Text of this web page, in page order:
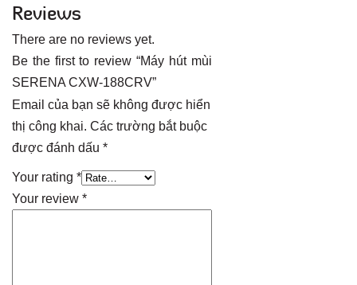
Reviews
There are no reviews yet.
Be the first to review “Máy hút mùi
SERENA CXW-188CRV”
Email của bạn sẽ không được hiển
thị công khai. Các trường bắt buộc
được đánh dấu *
Your rating *
Your review *